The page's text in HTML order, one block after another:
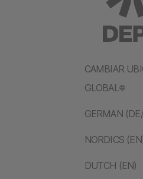
CAMBIAR
GLOBAL
GERMAN
NORDICS
DUTCH (EN)